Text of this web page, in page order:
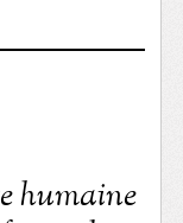
humaine